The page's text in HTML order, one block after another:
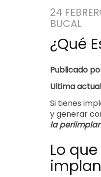
24
BUCAL
¿Qué
Publicado
Ultima
Si tienes
y generar
la
Lo